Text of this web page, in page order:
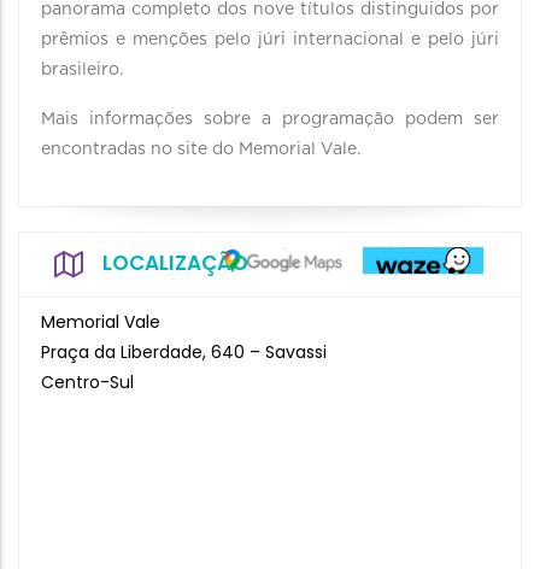
panorama completo dos nove títulos distinguidos por
prêmios e menções pelo júri internacional e pelo júri
brasileiro.
Mais informações sobre a programação podem ser
encontradas no site do Memorial Vale.
LOCALIZAÇÃO
Memorial Vale
Praça da Liberdade, 640 – Savassi
Centro-Sul